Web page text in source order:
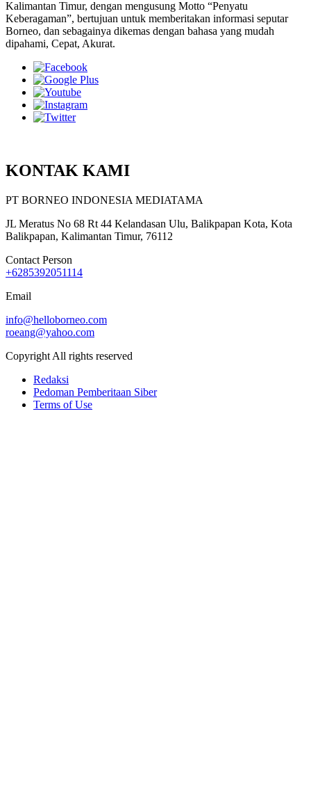
Kalimantan Timur, dengan mengusung Motto “Penyatu
Keberagaman”, bertujuan untuk memberitakan informasi seputar
Borneo, dan sebagainya dikemas dengan bahasa yang mudah
dipahami, Cepat, Akurat.
KONTAK KAMI
PT BORNEO INDONESIA MEDIATAMA
JL Meratus No 68 Rt 44 Kelandasan Ulu, Balikpapan Kota, Kota
Balikpapan, Kalimantan Timur, 76112
Contact Person
+6285392051114
Email
info@helloborneo.com
roeang@yahoo.com
Copyright All rights reserved
Redaksi
Pedoman Pemberitaan Siber
Terms of Use